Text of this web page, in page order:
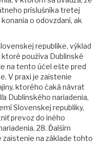
príslušníka tretej
o odovzdaní, ak
republike, výklad
používa Dublinské
na tento účel ešte pred
V praxi je zaistenie
ktorého čaká návrat
Dublinského nariadenia,
Slovenskej republiky,
prevoz do iného
28. Ďalším
na základe tohto